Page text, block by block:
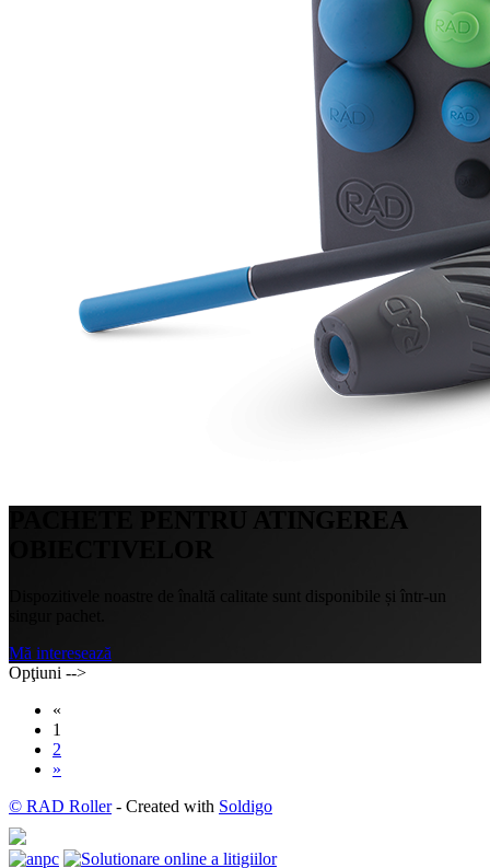
PACHETE PENTRU ATINGEREA
Dispozitivele noastre de înaltă calitate sunt disponibile și într-un
Mă interesează
Opţiuni -->
«
1
2
»
© RAD Roller- Created with Soldigo